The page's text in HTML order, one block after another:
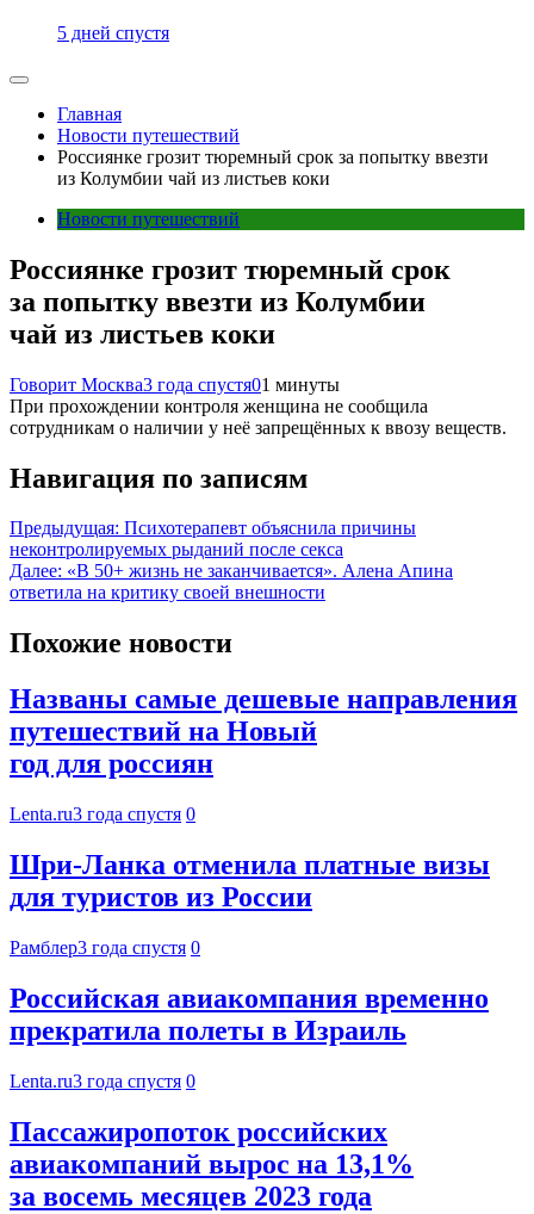
5 дней спустя
Главная
Новости путешествий
Россиянке грозит тюремный срок за попытку ввезти
из Колумбии чай из листьев коки
Новости путешествий
Россиянке грозит тюремный срок
за попытку ввезти из Колумбии
чай из листьев коки
Говорит Москва3 года спустя01 минуты
При прохождении контроля женщина не сообщила
сотрудникам о наличии у неё запрещённых к ввозу веществ.
Навигация по записям
Предыдущая: Психотерапевт объяснила причины
неконтролируемых рыданий после секса
Далее: «В 50+ жизнь не заканчивается». Алена Апина
ответила на критику своей внешности
Похожие новости
Названы самые дешевые направления
путешествий на Новый
год для россиян
Lenta.ru3 года спустя 0
Шри-Ланка отменила платные визы
для туристов из России
Рамблер3 года спустя 0
Российская авиакомпания временно
прекратила полеты в Израиль
Lenta.ru3 года спустя 0
Пассажиропоток российских
авиакомпаний вырос на 13,1%
за восемь месяцев 2023 года